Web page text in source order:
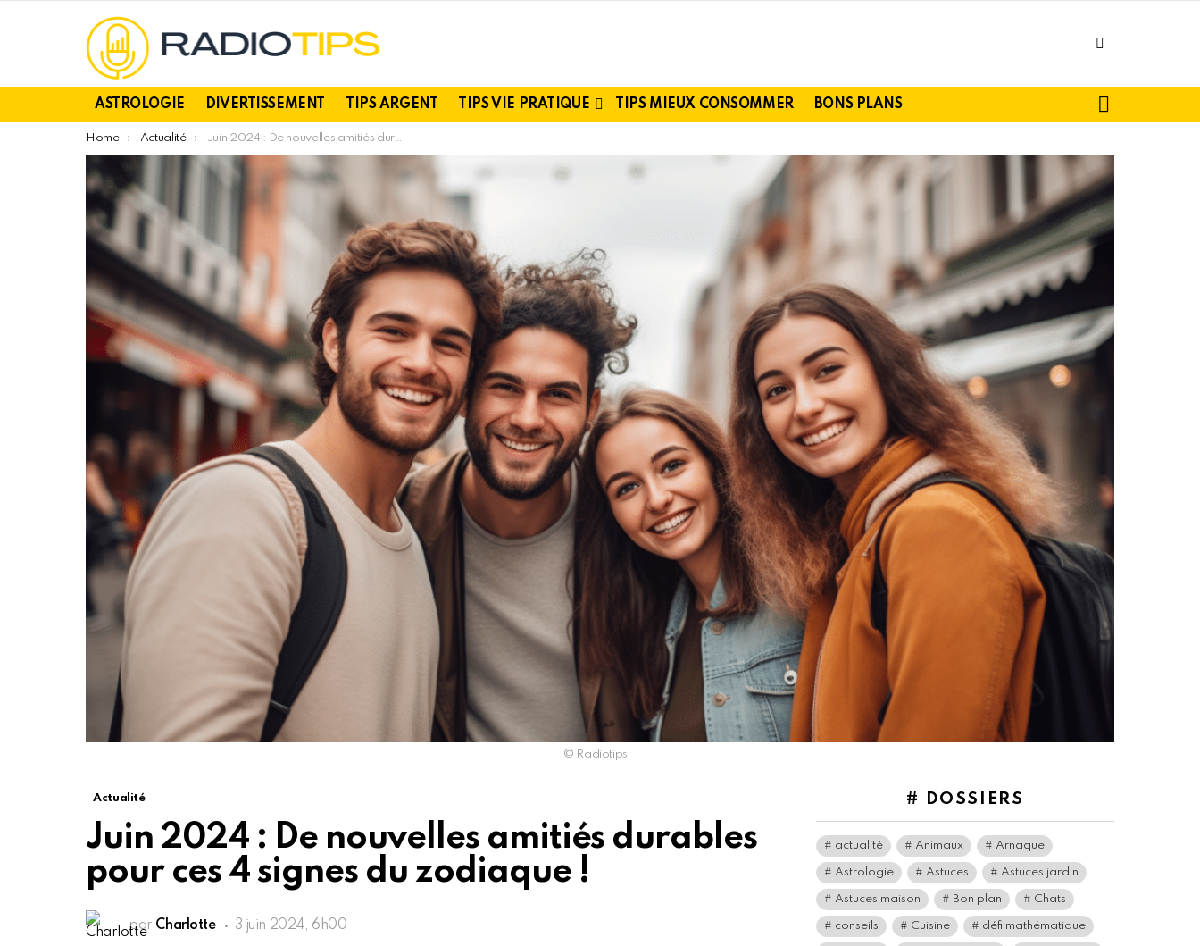
ASTROLOGIE DIVERTISSEMENT TIPS ARGENT TIPS VIE PRATIQUE TIPS MIEUX CONSOMMER BONS PLANS
You are here:
Home Actualité Juin 2024 : De nouvelles amitiés durables pour ces 4 signes du zodiaque !
© Radiotips
Actualité
Juin 2024 : De nouvelles amitiés durables
pour ces 4 signes du zodiaque !
par Charlotte 3 juin 2024, 6h00
# DOSSIERS
actualité Animaux Arnaque
Astrologie Astuces Astuces jardin
Astuces maison Bon plan Chats
conseils Cuisine défi mathématique